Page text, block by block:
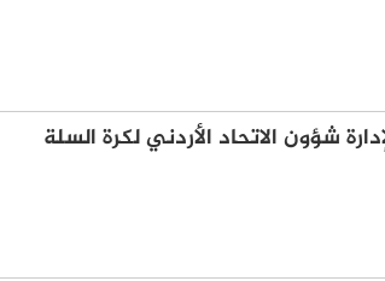
شؤون الاتحاد الأردني لكرة السلة